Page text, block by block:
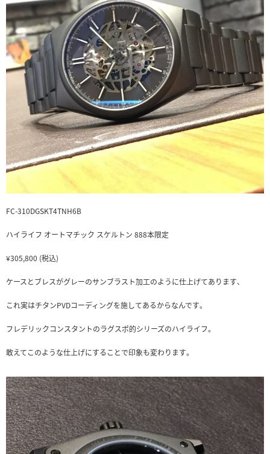
FC-310DGSKT4TNH6B
ハイライフ オートマチック スケルトン 888本限定
¥305,800 (税込)
ケースとブレスがグレーのサンブラスト加工のように仕上げてあります、
これ実はチタンPVDコーディングを施してあるからなんです。
フレデリックコンスタントのラグスポ的シリーズのハイライフ。
敢えてこのような仕上げにすることで印象も変わります。